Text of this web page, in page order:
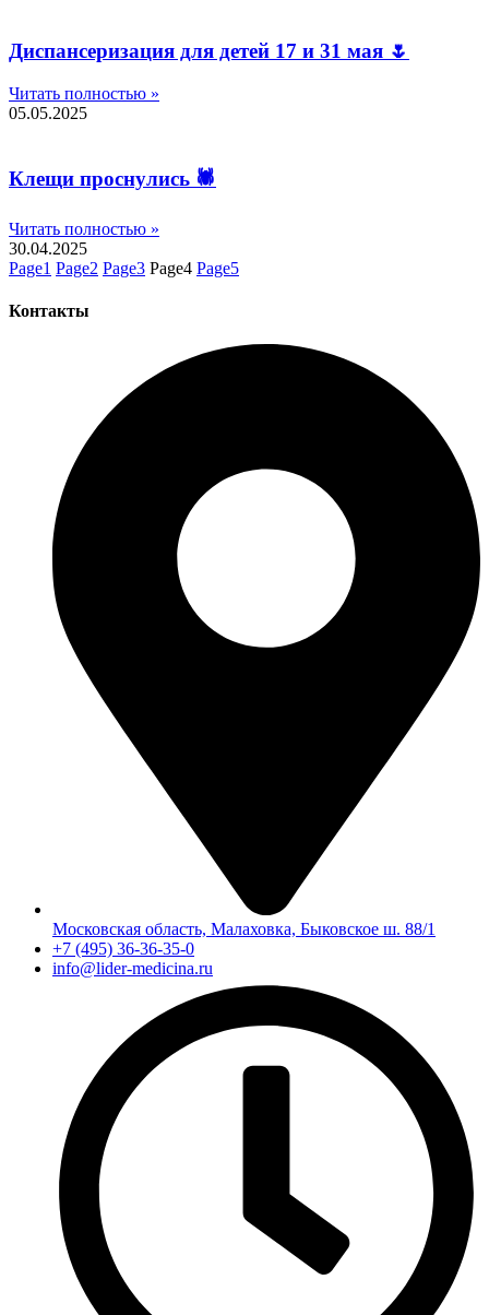
Диспансеризация для детей 17 и 31 мая 🌷
Читать полностью »
05.05.2025
Клещи проснулись 🕷
Читать полностью »
30.04.2025
Page1 Page2 Page3 Page4 Page5
Контакты
Московская область, Малаховка, Быковское ш. 88/1
+7 (495) 36-36-35-0
info@lider-medicina.ru